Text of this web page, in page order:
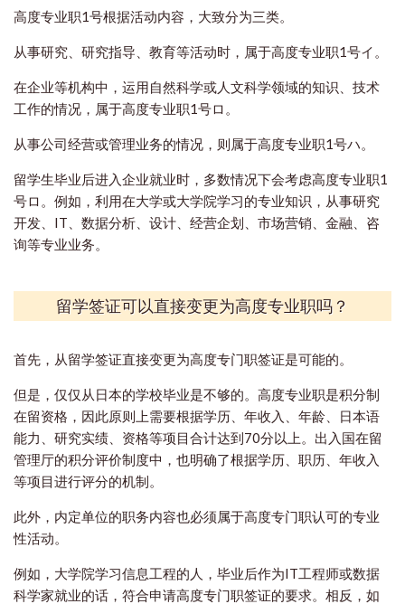
高度专业职1号根据活动内容，大致分为三类。
从事研究、研究指导、教育等活动时，属于高度专业职1号イ。
在企业等机构中，运用自然科学或人文科学领域的知识、技术
工作的情况，属于高度专业职1号ロ。
从事公司经营或管理业务的情况，则属于高度专业职1号ハ。
留学生毕业后进入企业就业时，多数情况下会考虑高度专业职1
号ロ。例如，利用在大学或大学院学习的专业知识，从事研究
开发、IT、数据分析、设计、经营企划、市场营销、金融、咨
询等专业业务。
留学签证可以直接变更为高度专业职吗？
首先，从留学签证直接变更为高度专门职签证是可能的。
但是，仅仅从日本的学校毕业是不够的。高度专业职是积分制
在留资格，因此原则上需要根据学历、年收入、年龄、日本语
能力、研究实绩、资格等项目合计达到70分以上。出入国在留
管理厅的积分评价制度中，也明确了根据学历、职历、年收入
等项目进行评分的机制。
此外，内定单位的职务内容也必须属于高度专门职认可的专业
性活动。
例如，大学院学习信息工程的人，毕业后作为IT工程师或数据
科学家就业的话，符合申请高度专门职签证的要求。相反，如